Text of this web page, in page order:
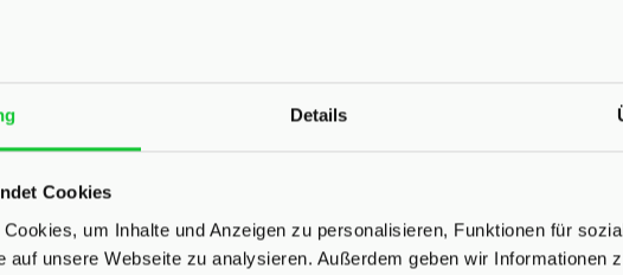
Details
Cookies
um Inhalte und Anzeigen zu personalisieren, Funktionen für
auf unsere Webseite zu analysieren. Außerdem geben wir Informationen